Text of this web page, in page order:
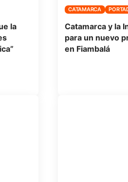
la
CATAMARCA
Catamarca y la
para un nuevo
en Fiambalá